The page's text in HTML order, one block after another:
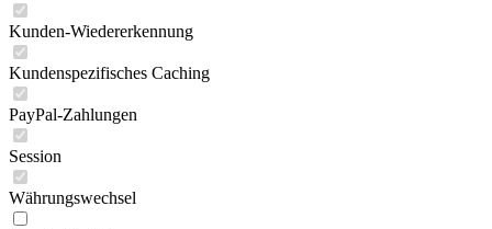
Kunden-Wiedererkennung
Kundenspezifisches Caching
PayPal-Zahlungen
Session
Währungswechsel